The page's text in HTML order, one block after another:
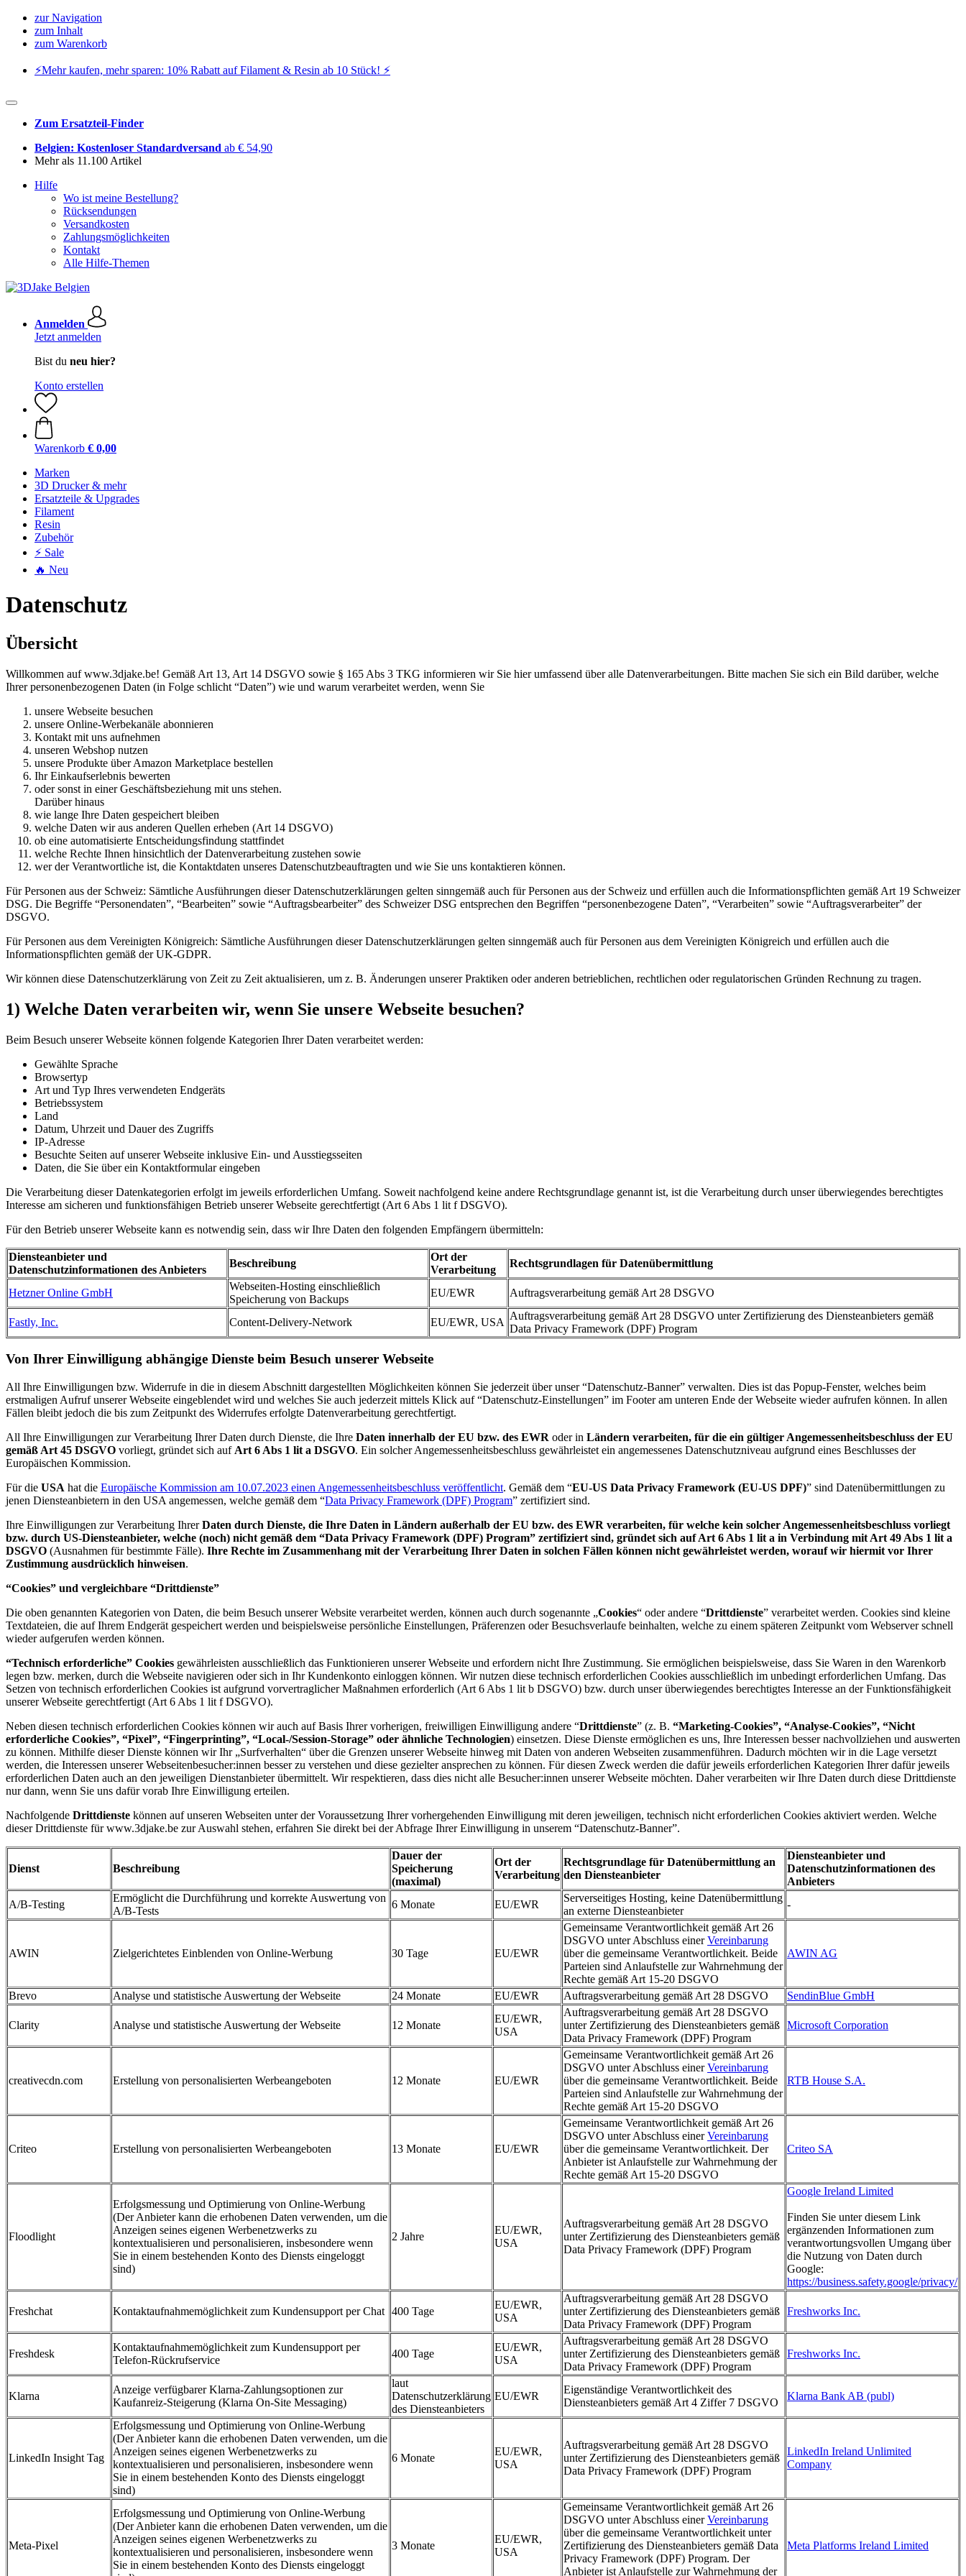
zur Navigation
zum Inhalt
zum Warenkorb
⚡️Mehr kaufen, mehr sparen: 10% Rabatt auf Filament & Resin ab 10 Stück! ⚡️
Zum Ersatzteil-Finder
Belgien: Kostenloser Standardversand ab € 54,90
Mehr als 11.100 Artikel
Hilfe
Wo ist meine Bestellung?
Rücksendungen
Versandkosten
Zahlungsmöglichkeiten
Kontakt
Alle Hilfe-Themen
Anmelden
Jetzt anmelden
Bist du neu hier?
Konto erstellen
Warenkorb € 0,00
Marken
3D Drucker & mehr
Ersatzteile & Upgrades
Filament
Resin
Zubehör
⚡ Sale
🔥 Neu
Datenschutz
Übersicht
Willkommen auf www.3djake.be! Gemäß Art 13, Art 14 DSGVO sowie § 165 Abs 3 TKG informieren wir Sie hier umfassend über alle Datenverarbeitungen. Bitte machen Sie sich ein Bild darüber, welche
Ihrer personenbezogenen Daten (in Folge schlicht “Daten”) wie und warum verarbeitet werden, wenn Sie
unsere Webseite besuchen
unsere Online-Werbekanäle abonnieren
Kontakt mit uns aufnehmen
unseren Webshop nutzen
unsere Produkte über Amazon Marketplace bestellen
Ihr Einkaufserlebnis bewerten
oder sonst in einer Geschäftsbeziehung mit uns stehen.
Darüber hinaus
wie lange Ihre Daten gespeichert bleiben
welche Daten wir aus anderen Quellen erheben (Art 14 DSGVO)
ob eine automatisierte Entscheidungsfindung stattfindet
welche Rechte Ihnen hinsichtlich der Datenverarbeitung zustehen sowie
wer der Verantwortliche ist, die Kontaktdaten unseres Datenschutzbeauftragten und wie Sie uns kontaktieren können.
Für Personen aus der Schweiz: Sämtliche Ausführungen dieser Datenschutzerklärungen gelten sinngemäß auch für Personen aus der Schweiz und erfüllen auch die Informationspflichten gemäß Art 19 Schweizer
DSG. Die Begriffe “Personendaten”, “Bearbeiten” sowie “Auftragsbearbeiter” des Schweizer DSG entsprechen den Begriffen “personenbezogene Daten”, “Verarbeiten” sowie “Auftragsverarbeiter” der
DSGVO.
Für Personen aus dem Vereinigten Königreich: Sämtliche Ausführungen dieser Datenschutzerklärungen gelten sinngemäß auch für Personen aus dem Vereinigten Königreich und erfüllen auch die
Informationspflichten gemäß der UK-GDPR.
Wir können diese Datenschutzerklärung von Zeit zu Zeit aktualisieren, um z. B. Änderungen unserer Praktiken oder anderen betrieblichen, rechtlichen oder regulatorischen Gründen Rechnung zu tragen.
1) Welche Daten verarbeiten wir, wenn Sie unsere Webseite besuchen?
Beim Besuch unserer Webseite können folgende Kategorien Ihrer Daten verarbeitet werden:
Gewählte Sprache
Browsertyp
Art und Typ Ihres verwendeten Endgeräts
Betriebssystem
Land
Datum, Uhrzeit und Dauer des Zugriffs
IP-Adresse
Besuchte Seiten auf unserer Webseite inklusive Ein- und Ausstiegsseiten
Daten, die Sie über ein Kontaktformular eingeben
Die Verarbeitung dieser Datenkategorien erfolgt im jeweils erforderlichen Umfang. Soweit nachfolgend keine andere Rechtsgrundlage genannt ist, ist die Verarbeitung durch unser überwiegendes berechtigtes
Interesse am sicheren und funktionsfähigen Betrieb unserer Webseite gerechtfertigt (Art 6 Abs 1 lit f DSGVO).
Für den Betrieb unserer Webseite kann es notwendig sein, dass wir Ihre Daten den folgenden Empfängern übermitteln:
Diensteanbieter und
Datenschutzinformationen des Anbieters
Beschreibung
Ort der
Verarbeitung
Rechtsgrundlagen für Datenübermittlung
Hetzner Online GmbH
Webseiten-Hosting einschließlich
Speicherung von Backups
EU/EWR Auftragsverarbeitung gemäß Art 28 DSGVO
Fastly, Inc. Content-Delivery-Network EU/EWR, USA
Auftragsverarbeitung gemäß Art 28 DSGVO unter Zertifizierung des Diensteanbieters gemäß
Data Privacy Framework (DPF) Program
Von Ihrer Einwilligung abhängige Dienste beim Besuch unserer Webseite
All Ihre Einwilligungen bzw. Widerrufe in die in diesem Abschnitt dargestellten Möglichkeiten können Sie jederzeit über unser “Datenschutz-Banner” verwalten. Dies ist das Popup-Fenster, welches beim
erstmaligen Aufruf unserer Webseite eingeblendet wird und welches Sie auch jederzeit mittels Klick auf “Datenschutz-Einstellungen” im Footer am unteren Ende der Webseite wieder aufrufen können. In allen
Fällen bleibt jedoch die bis zum Zeitpunkt des Widerrufes erfolgte Datenverarbeitung gerechtfertigt.
All Ihre Einwilligungen zur Verarbeitung Ihrer Daten durch Dienste, die Ihre Daten innerhalb der EU bzw. des EWR oder in Ländern verarbeiten, für die ein gültiger Angemessenheitsbeschluss der EU
gemäß Art 45 DSGVO vorliegt, gründet sich auf Art 6 Abs 1 lit a DSGVO. Ein solcher Angemessenheitsbeschluss gewährleistet ein angemessenes Datenschutzniveau aufgrund eines Beschlusses der
Europäischen Kommission.
Für die USA hat die Europäische Kommission am 10.07.2023 einen Angemessenheitsbeschluss veröffentlicht. Gemäß dem “EU-US Data Privacy Framework (EU-US DPF)” sind Datenübermittlungen zu
jenen Diensteanbietern in den USA angemessen, welche gemäß dem “Data Privacy Framework (DPF) Program” zertifiziert sind.
Ihre Einwilligungen zur Verarbeitung IhrerDaten durch Dienste, die Ihre Daten in Ländern außerhalb der EU bzw. des EWR verarbeiten, für welche kein solcher Angemessenheitsbeschluss vorliegt
bzw. durch US-Diensteanbieter, welche (noch) nicht gemäß dem “Data Privacy Framework (DPF) Program” zertifiziert sind, gründet sich auf Art 6 Abs 1 lit a in Verbindung mit Art 49 Abs 1 lit a
DSGVO (Ausnahmen für bestimmte Fälle). Ihre Rechte im Zusammenhang mit der Verarbeitung Ihrer Daten in solchen Fällen können nicht gewährleistet werden, worauf wir hiermit vor Ihrer
Zustimmung ausdrücklich hinweisen.
“Cookies” und vergleichbare “Drittdienste”
Die oben genannten Kategorien von Daten, die beim Besuch unserer Website verarbeitet werden, können auch durch sogenannte „Cookies“ oder andere “Drittdienste” verarbeitet werden. Cookies sind kleine
Textdateien, die auf Ihrem Endgerät gespeichert werden und beispielsweise persönliche Einstellungen, Präferenzen oder Besuchsverlaufe beinhalten, welche zu einem späteren Zeitpunkt vom Webserver schnell
wieder aufgerufen werden können.
“Technisch erforderliche” Cookies gewährleisten ausschließlich das Funktionieren unserer Webseite und erfordern nicht Ihre Zustimmung. Sie ermöglichen beispielsweise, dass Sie Waren in den Warenkorb
legen bzw. merken, durch die Webseite navigieren oder sich in Ihr Kundenkonto einloggen können. Wir nutzen diese technisch erforderlichen Cookies ausschließlich im unbedingt erforderlichen Umfang. Das
Setzen von technisch erforderlichen Cookies ist aufgrund vorvertraglicher Maßnahmen erforderlich (Art 6 Abs 1 lit b DSGVO) bzw. durch unser überwiegendes berechtigtes Interesse an der Funktionsfähigkeit
unserer Webseite gerechtfertigt (Art 6 Abs 1 lit f DSGVO).
Neben diesen technisch erforderlichen Cookies können wir auch auf Basis Ihrer vorherigen, freiwilligen Einwilligung andere “Drittdienste” (z. B. “Marketing-Cookies”, “Analyse-Cookies”, “Nicht
erforderliche Cookies”, “Pixel”, “Fingerprinting”, “Local-/Session-Storage” oder ähnliche Technologien) einsetzen. Diese Dienste ermöglichen es uns, Ihre Interessen besser nachvollziehen und auswerten
zu können. Mithilfe dieser Dienste können wir Ihr „Surfverhalten“ über die Grenzen unserer Webseite hinweg mit Daten von anderen Webseiten zusammenführen. Dadurch möchten wir in die Lage versetzt
werden, die Interessen unserer Webseitenbesucher:innen besser zu verstehen und diese gezielter ansprechen zu können. Für diesen Zweck werden die dafür jeweils erforderlichen Kategorien Ihrer dafür jeweils
erforderlichen Daten auch an den jeweiligen Dienstanbieter übermittelt. Wir respektieren, dass dies nicht alle Besucher:innen unserer Webseite möchten. Daher verarbeiten wir Ihre Daten durch diese Drittdienste
nur dann, wenn Sie uns dafür vorab Ihre Einwilligung erteilen.
Nachfolgende Drittdienste können auf unseren Webseiten unter der Voraussetzung Ihrer vorhergehenden Einwilligung mit deren jeweiligen, technisch nicht erforderlichen Cookies aktiviert werden. Welche
dieser Drittdienste für www.3djake.be zur Auswahl stehen, erfahren Sie direkt bei der Abfrage Ihrer Einwilligung in unserem “Datenschutz-Banner”.
Dienst Beschreibung
Dauer der
Speicherung
(maximal)
Ort der
Verarbeitung
Rechtsgrundlage für Datenübermittlung an
den Diensteanbieter
Diensteanbieter und
Datenschutzinformationen des
Anbieters
A/B-Testing
Ermöglicht die Durchführung und korrekte Auswertung von
A/B-Tests
6 Monate EU/EWR
Serverseitiges Hosting, keine Datenübermittlung
an externe Diensteanbieter
-
AWIN Zielgerichtetes Einblenden von Online-Werbung 30 Tage EU/EWR
Gemeinsame Verantwortlichkeit gemäß Art 26
DSGVO unter Abschluss einerVereinbarung
über die gemeinsame Verantwortlichkeit. Beide
Parteien sind Anlaufstelle zur Wahrnehmung der
Rechte gemäß Art 15-20 DSGVO
AWIN AG
Brevo Analyse und statistische Auswertung der Webseite 24 Monate EU/EWR Auftragsverarbeitung gemäß Art 28 DSGVO SendinBlue GmbH
Clarity Analyse und statistische Auswertung der Webseite 12 Monate
EU/EWR,
USA
Auftragsverarbeitung gemäß Art 28 DSGVO
unter Zertifizierung des Diensteanbieters gemäß
Data Privacy Framework (DPF) Program
Microsoft Corporation
creativecdn.com Erstellung von personalisierten Werbeangeboten 12 Monate EU/EWR
Gemeinsame Verantwortlichkeit gemäß Art 26
DSGVO unter Abschluss einerVereinbarung
über die gemeinsame Verantwortlichkeit. Beide
Parteien sind Anlaufstelle zur Wahrnehmung der
Rechte gemäß Art 15-20 DSGVO
RTB House S.A.
Criteo Erstellung von personalisierten Werbeangeboten 13 Monate EU/EWR
Gemeinsame Verantwortlichkeit gemäß Art 26
DSGVO unter Abschluss einerVereinbarung
über die gemeinsame Verantwortlichkeit. Der
Anbieter ist Anlaufstelle zur Wahrnehmung der
Rechte gemäß Art 15-20 DSGVO
Criteo SA
Floodlight
Erfolgsmessung und Optimierung von Online-Werbung
(Der Anbieter kann die erhobenen Daten verwenden, um die
Anzeigen seines eigenen Werbenetzwerks zu
kontextualisieren und personalisieren, insbesondere wenn
Sie in einem bestehenden Konto des Diensts eingeloggt
sind)
2 Jahre
EU/EWR,
USA
Auftragsverarbeitung gemäß Art 28 DSGVO
unter Zertifizierung des Diensteanbieters gemäß
Data Privacy Framework (DPF) Program
Google Ireland Limited
Finden Sie unter diesem Link
ergänzenden Informationen zum
verantwortungsvollen Umgang über
die Nutzung von Daten durch
Google:
https://business.safety.google/privacy/
Freshchat Kontaktaufnahmemöglichkeit zum Kundensupport per Chat 400 Tage
EU/EWR,
USA
Auftragsverarbeitung gemäß Art 28 DSGVO
unter Zertifizierung des Diensteanbieters gemäß
Data Privacy Framework (DPF) Program
Freshworks Inc.
Freshdesk
Kontaktaufnahmemöglichkeit zum Kundensupport per
Telefon-Rückrufservice
400 Tage
EU/EWR,
USA
Auftragsverarbeitung gemäß Art 28 DSGVO
unter Zertifizierung des Diensteanbieters gemäß
Data Privacy Framework (DPF) Program
Freshworks Inc.
Klarna
Anzeige verfügbarer Klarna-Zahlungsoptionen zur
Kaufanreiz-Steigerung (Klarna On‑Site Messaging)
laut
Datenschutzerklärung
des Diensteanbieters
EU/EWR
Eigenständige Verantwortlichkeit des
Diensteanbieters gemäß Art 4 Ziffer 7 DSGVO
Klarna Bank AB (publ)
LinkedIn Insight Tag
Erfolgsmessung und Optimierung von Online-Werbung
(Der Anbieter kann die erhobenen Daten verwenden, um die
Anzeigen seines eigenen Werbenetzwerks zu
kontextualisieren und personalisieren, insbesondere wenn
Sie in einem bestehenden Konto des Diensts eingeloggt
sind)
6 Monate
EU/EWR,
USA
Auftragsverarbeitung gemäß Art 28 DSGVO
unter Zertifizierung des Diensteanbieters gemäß
Data Privacy Framework (DPF) Program
LinkedIn Ireland Unlimited
Company
Meta-Pixel
Erfolgsmessung und Optimierung von Online-Werbung
(Der Anbieter kann die erhobenen Daten verwenden, um die
Anzeigen seines eigenen Werbenetzwerks zu
kontextualisieren und personalisieren, insbesondere wenn
Sie in einem bestehenden Konto des Diensts eingeloggt
3 Monate
EU/EWR,
USA
Gemeinsame Verantwortlichkeit gemäß Art 26
DSGVO unter Abschluss einerVereinbarung
über die gemeinsame Verantwortlichkeit unter
Zertifizierung des Diensteanbieters gemäß Data
Privacy Framework (DPF) Program. Der
Anbieter ist Anlaufstelle zur Wahrnehmung der
Meta Platforms Ireland Limited